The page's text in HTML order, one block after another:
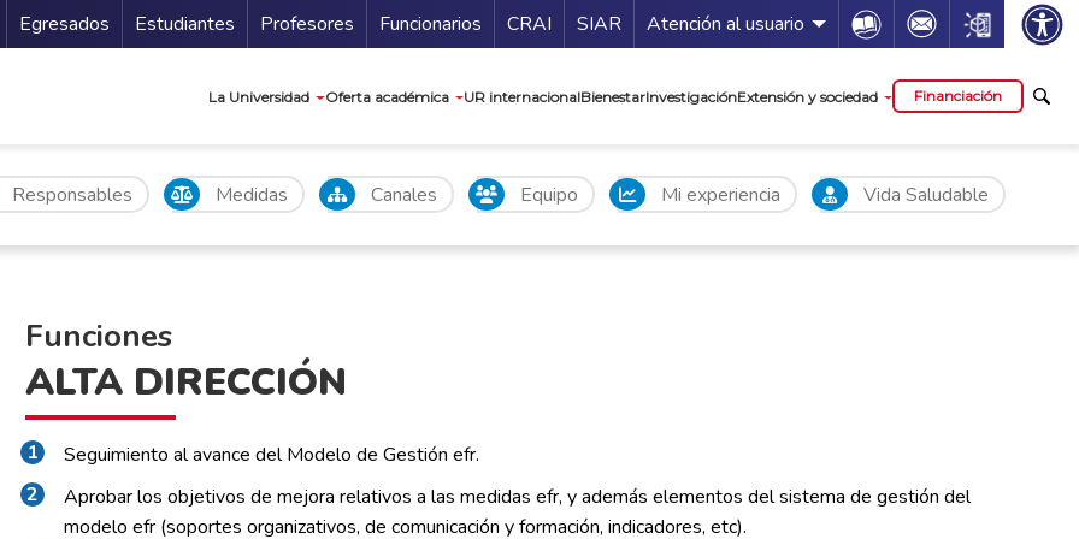
Secundario
Egresados Estudiantes Profesores Funcionarios Guía de servicios
CRAI SIAR Atención al usuario Icon Icon Icon
La Universidad Oferta académica UR internacionalBienestarInvestigaciónExtensión y sociedad Financiación
Responsables Medidas Canales Equipo Mi experiencia Vida Saludable
Funciones
ALTA DIRECCIÓN
Seguimiento al avance del Modelo de Gestión efr.
Aprobar los objetivos de mejora relativos a las medidas efr, y además elementos del sistema de gestión del
modelo efr (soportes organizativos, de comunicación y formación, indicadores, etc).